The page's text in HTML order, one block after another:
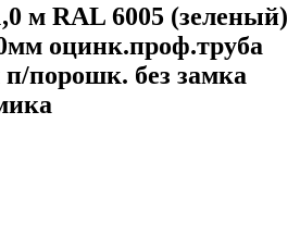
м RAL 6005 (зеленый)
оцинк.проф.труба
п/порошк. без замка